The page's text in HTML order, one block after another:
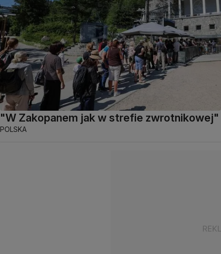
"W Zakopanem jak w strefie zwrotnikowej"
POLSKA